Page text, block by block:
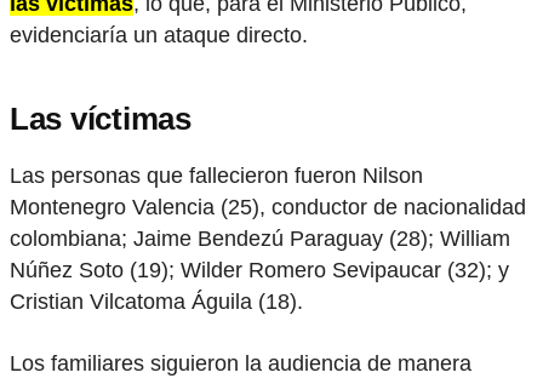
evidenciaría un ataque directo.
Las víctimas
Las personas que fallecieron fueron Nilson
Montenegro Valencia (25), conductor de nacionalidad
colombiana; Jaime Bendezú Paraguay (28); William
Núñez Soto (19); Wilder Romero Sevipaucar (32); y
Cristian Vilcatoma Águila (18).
Los familiares siguieron la audiencia de manera